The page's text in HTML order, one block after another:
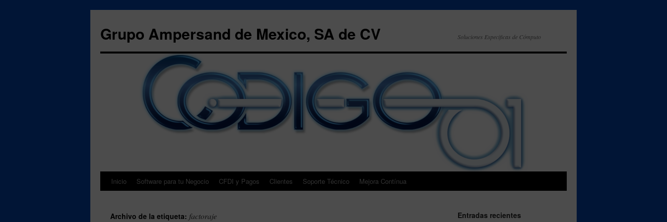
Grupo Ampersand de Mexico, SA de CV Soluciones Especificas de Cómputo
Saltar
contenido
Inicio Software para tu Negocio CFDI y Pagos Clientes Soporte Técnico Mejora Contínua
Archivo de la etiqueta: factoraje Entradas recientes